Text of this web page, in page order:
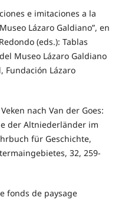
e imitaciones a la
Lázaro Galdiano”, en
(eds.): Tablas
Museo Lázaro Galdiano
Fundación Lázaro
nach Van der Goes:
der Altniederländer im
für Geschichte,
32, 259-
fonds de paysage